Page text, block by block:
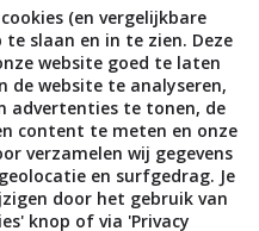
in het midden van een
zodat de
afkoelen in de bakvorm
af te laten koelen – of
in een koektrommel
(en vergelijkbare
slaan en in te zien. Deze
website goed te laten
de website te analyseren,
advertenties te tonen, de
content te meten en onze
verzamelen wij gegevens
en surfgedrag. Je
door het gebruik van
knop of via 'Privacy